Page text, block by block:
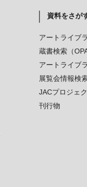
資料をさが
アートライブ
蔵書検索（
アートライブ
展覧会情報検
JACプロジェ
刊行物